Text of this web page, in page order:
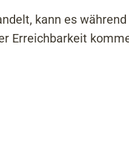
kann es
Erreichbarkeit